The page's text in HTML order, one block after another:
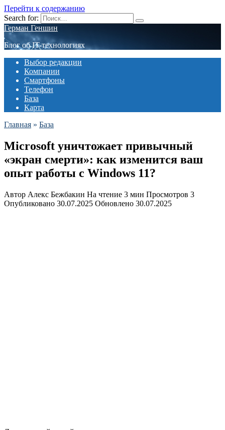
Перейти к содержанию
Search for:
Герман Геншин
Блог об IT-технологиях
Выбор редакции
Компании
Смартфоны
Телефон
База
Карта
Главная » База
Microsoft уничтожает привычный
«экран смерти»: как изменится ваш
опыт работы с Windows 11?
Автор Алекс Бежбакин На чтение 3 мин Просмотров 3
Опубликовано 30.07.2025 Обновлено 30.07.2025